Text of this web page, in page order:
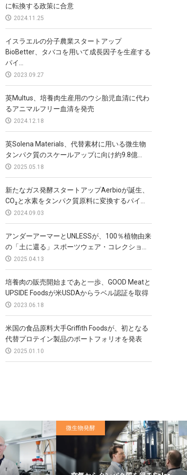
に転換する政策に合意
2024.11.25
イスラエルの分子農業スタートアップ
BioBetter、タバコを用いて成長因子を生産する
パイ...
2023.09.27
英Multus、培養肉生産用のウシ胎児血清に代わ
るアニマルフリー血清を発売
2024.12.18
英Solena Materials、代替素材に用いる微生物
タンパク質のスケールアップに向け約9.8億...
2025.05.18
新たなガス発酵スタートアップAerbioが誕生、
CO₂と水素をタンパク質原料に変換するパイ...
2024.09.03
アンダーアーマーとUNLESSが、100％植物由来
の「土に還る」スポーツウェア・コレクショ...
2025.04.13
培養肉の販売開始まであと一歩、GOOD Meatと
UPSIDE Foodsが米USDAからラベル認証を取得
2023.06.18
米国の食品原料大手Griffith Foodsが、初となる
代替プロテイン製品のポートフォリオを発表
2025.01.10
微生物発酵